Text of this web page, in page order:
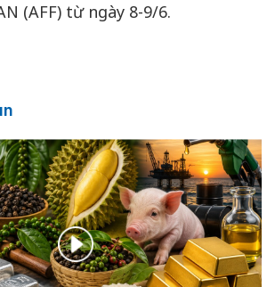
(AFF) từ ngày 8-9/6.